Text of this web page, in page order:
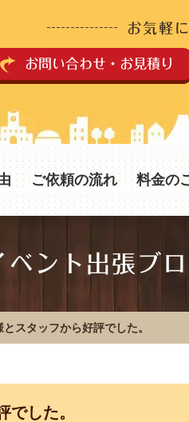
お問い合わせ・お見積り
お気軽
ご依頼の流れ 料金の
ベント出張ブ
とスタッフから好評でした。
でした。